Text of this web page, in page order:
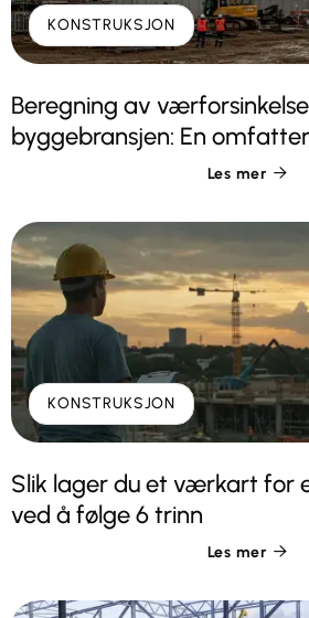
KONSTRUKSJON
Beregning av
byggebransjen: En
Les mer 
KONSTRUKSJON
Slik lager du et værkart for
ved å følge 6 trinn
Les mer 